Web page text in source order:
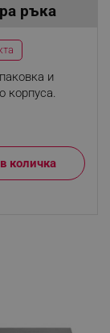
ръка
и
корпуса.
количка